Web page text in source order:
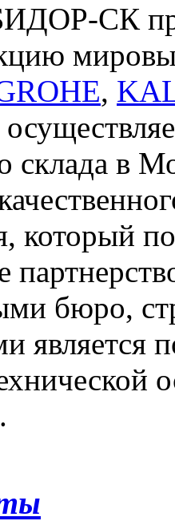
СК
,
склада в
который
бюро,
является